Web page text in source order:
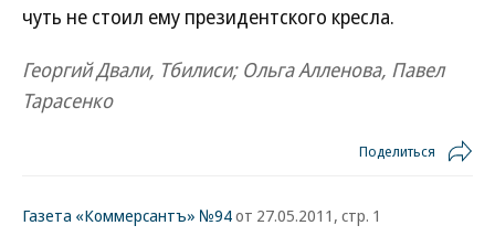
чуть не стоил ему президентского кресла.
Георгий Двали, Тбилиси; Ольга Алленова, Павел
Тарасенко
Поделиться
Газета «Коммерсантъ» №94от 27.05.2011, стр. 1